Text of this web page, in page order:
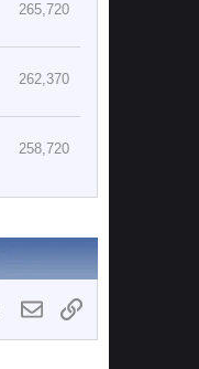
265,720
262,370
258,720
TumblrEmailLink